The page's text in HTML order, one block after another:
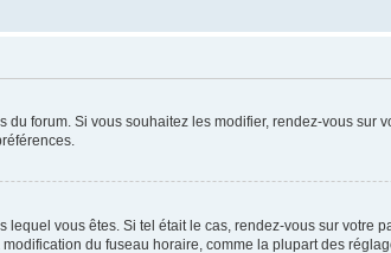
forum. Si vous souhaitez les modifier, rendez-vous
vous êtes. Si tel était le cas, rendez-vous sur
du fuseau horaire, comme la plupart des